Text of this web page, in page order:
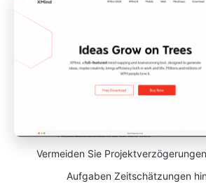
Vermeiden Sie
Aufgaben Zeitschätzungen